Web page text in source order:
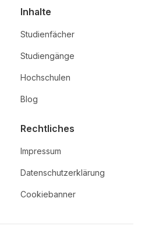
Inhalte
Studienfächer
Studiengänge
Hochschulen
Blog
Rechtliches
Impressum
Datenschutzerklärung
Cookiebanner